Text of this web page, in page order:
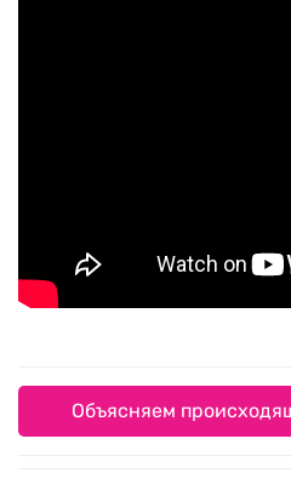
Объясняем